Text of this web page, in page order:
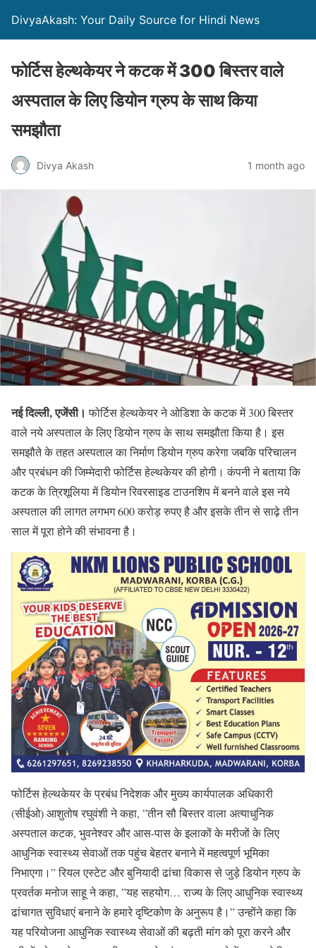
DivyaAkash: Your Daily Source for Hindi News
फोर्टिस हेल्थकेयर ने कटक में 300 बिस्तर वाले
अस्पताल के लिए डियोन ग्रुप के साथ किया
समझौता
Divya Akash 1 month ago
नई दिल्ली, एजेंसी। फोर्टिस हेल्थकेयर ने ओडिशा के कटक में 300 बिस्तर
वाले नये अस्पताल के लिए डियोन ग्रुप के साथ समझौता किया है। इस
समझौते के तहत अस्पताल का निर्माण डियोन ग्रुप करेगा जबकि परिचालन
और प्रबंधन की जिम्मेदारी फोर्टिस हेल्थकेयर की होगी। कंपनी ने बताया कि
कटक के त्रिशूलिया में डियोन रिवरसाइड टाउनशिप में बनने वाले इस नये
अस्पताल की लागत लगभग 600 करोड़ रुपए है और इसके तीन से साढ़े तीन
साल में पूरा होने की संभावना है।
फोर्टिस हेल्थकेयर के प्रबंध निदेशक और मुख्य कार्यपालक अधिकारी
(सीईओ) आशुतोष रघुवंशी ने कहा, ”तीन सौ बिस्तर वाला अत्याधुनिक
अस्पताल कटक, भुवनेश्वर और आस-पास के इलाकों के मरीजों के लिए
आधुनिक स्वास्थ्य सेवाओं तक पहुंच बेहतर बनाने में महत्वपूर्ण भूमिका
निभाएगा।” रियल एस्टेट और बुनियादी ढांचा विकास से जुड़े डियोन ग्रुप के
प्रवर्तक मनोज साहू ने कहा, ”यह सहयोग… राज्य के लिए आधुनिक स्वास्थ्य
ढांचागत सुविधाएं बनाने के हमारे दृष्टिकोण के अनुरूप है।” उन्होंने कहा कि
यह परियोजना आधुनिक स्वास्थ्य सेवाओं की बढ़ती मांग को पूरा करने और